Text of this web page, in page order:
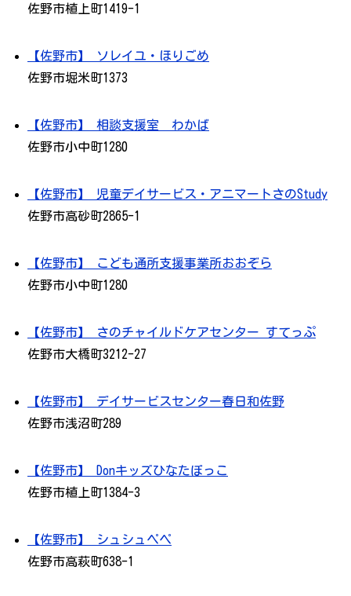
佐野市植上町1419-1
【佐野市】 ソレイユ・ほりごめ
佐野市堀米町1373
【佐野市】 相談支援室 わかば
佐野市小中町1280
【佐野市】 児童デイサービス・アニマートさのStudy
佐野市高砂町2865-1
【佐野市】 こども通所支援事業所おおぞら
佐野市小中町1280
【佐野市】 さのチャイルドケアセンター すてっぷ
佐野市大橋町3212-27
【佐野市】 デイサービスセンター春日和佐野
佐野市浅沼町289
【佐野市】 Donキッズひなたぼっこ
佐野市植上町1384-3
【佐野市】 シュシュペペ
佐野市高萩町638-1